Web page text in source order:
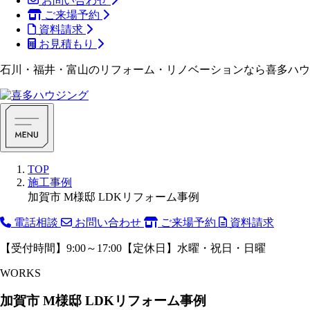
ご来場予約
資料請求
お見積もり
石川・福井・富山のリフォーム・リノベーションなら喜多ハ
TOP
施工事例
加賀市 M様邸 LDKリフォーム事例
電話相談 お問い合わせ ご来場予約 資料請求
【受付時間】9:00～17:00【定休日】水曜・祝日・日曜
WORKS
加賀市 M様邸 LDKリフォーム事例